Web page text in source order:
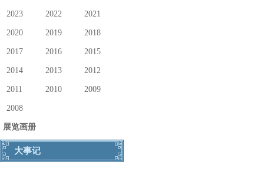
2023 2022 2021
2020 2019 2018
2017 2016 2015
2014 2013 2012
2011 2010 2009
2008
展览画册
大事记